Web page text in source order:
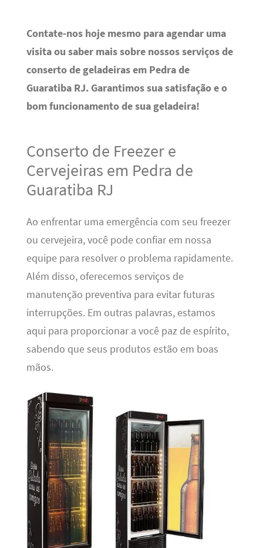
Contate-nos hoje mesmo para agendar uma
visita ou saber mais sobre nossos serviços de
conserto de geladeiras em Pedra de
Guaratiba RJ. Garantimos sua satisfação e o
bom funcionamento de sua geladeira!
Conserto de Freezer e
Cervejeiras em Pedra de
Guaratiba RJ
Ao enfrentar uma emergência com seu freezer
ou cervejeira, você pode confiar em nossa
equipe para resolver o problema rapidamente.
Além disso, oferecemos serviços de
manutenção preventiva para evitar futuras
interrupções. Em outras palavras, estamos
aqui para proporcionar a você paz de espírito,
sabendo que seus produtos estão em boas
mãos.